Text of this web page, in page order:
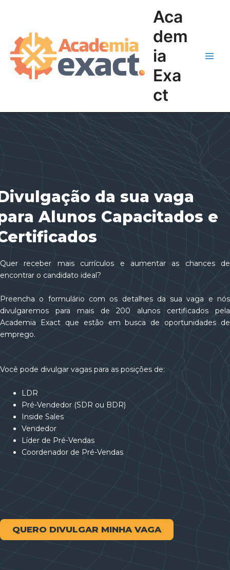
conteúdo
Aca
dem
ia
Exa
ct
da sua vaga
Alunos Capacitados e
Quer receber mais currículos e aumentar as chances de
encontrar o candidato ideal?
Preencha o formulário com os detalhes da sua vaga e nós
divulgaremos para mais de 200 alunos certificados pela
Academia Exact que estão em busca de oportunidades de
emprego.
Você pode divulgar vagas para as posições de:
LDR
Pré-Vendedor (SDR ou BDR)
Inside Sales
Vendedor
Líder de Pré-Vendas
Coordenador de Pré-Vendas
QUERO DIVULGAR MINHA VAGA